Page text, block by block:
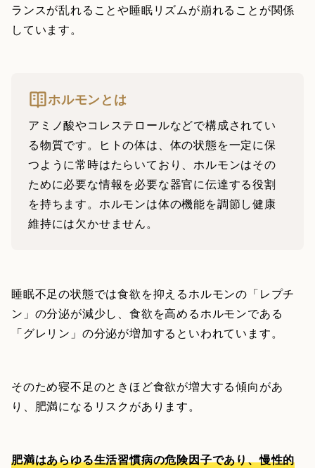
ランスが乱れることや睡眠リズムが崩れることが関係
しています。
ホルモンとは
アミノ酸やコレステロールなどで構成されてい
る物質です。ヒトの体は、体の状態を一定に保
つように常時はたらいており、ホルモンはその
ために必要な情報を必要な器官に伝達する役割
を持ちます。ホルモンは体の機能を調節し健康
維持には欠かせません。
睡眠不足の状態では食欲を抑えるホルモンの「レプチ
ン」の分泌が減少し、食欲を高めるホルモンである
「グレリン」の分泌が増加するといわれています。
そのため寝不足のときほど食欲が増大する傾向があ
り、肥満になるリスクがあります。
肥満はあらゆる生活習慣病の危険因子であり、慢性的